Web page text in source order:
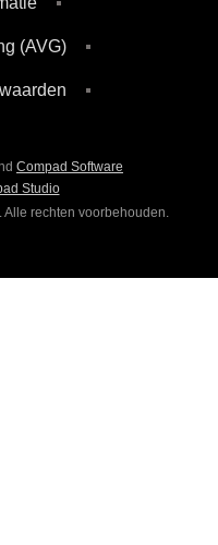
(AVG)
Compad Software
Studio
rechten voorbehouden.